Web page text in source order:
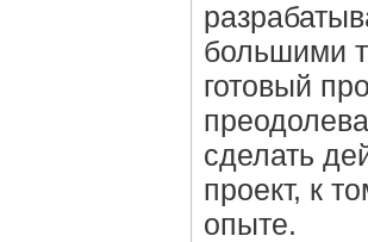
большими
готовый
сделать
проект, к
опыте.